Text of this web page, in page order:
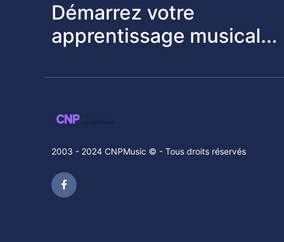
Démarrez votre
apprentissage musical...
2003 - 2024 CNPMusic © - Tous droits réservés